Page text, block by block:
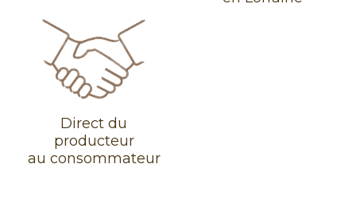
Direct du
producteur
au consommateur